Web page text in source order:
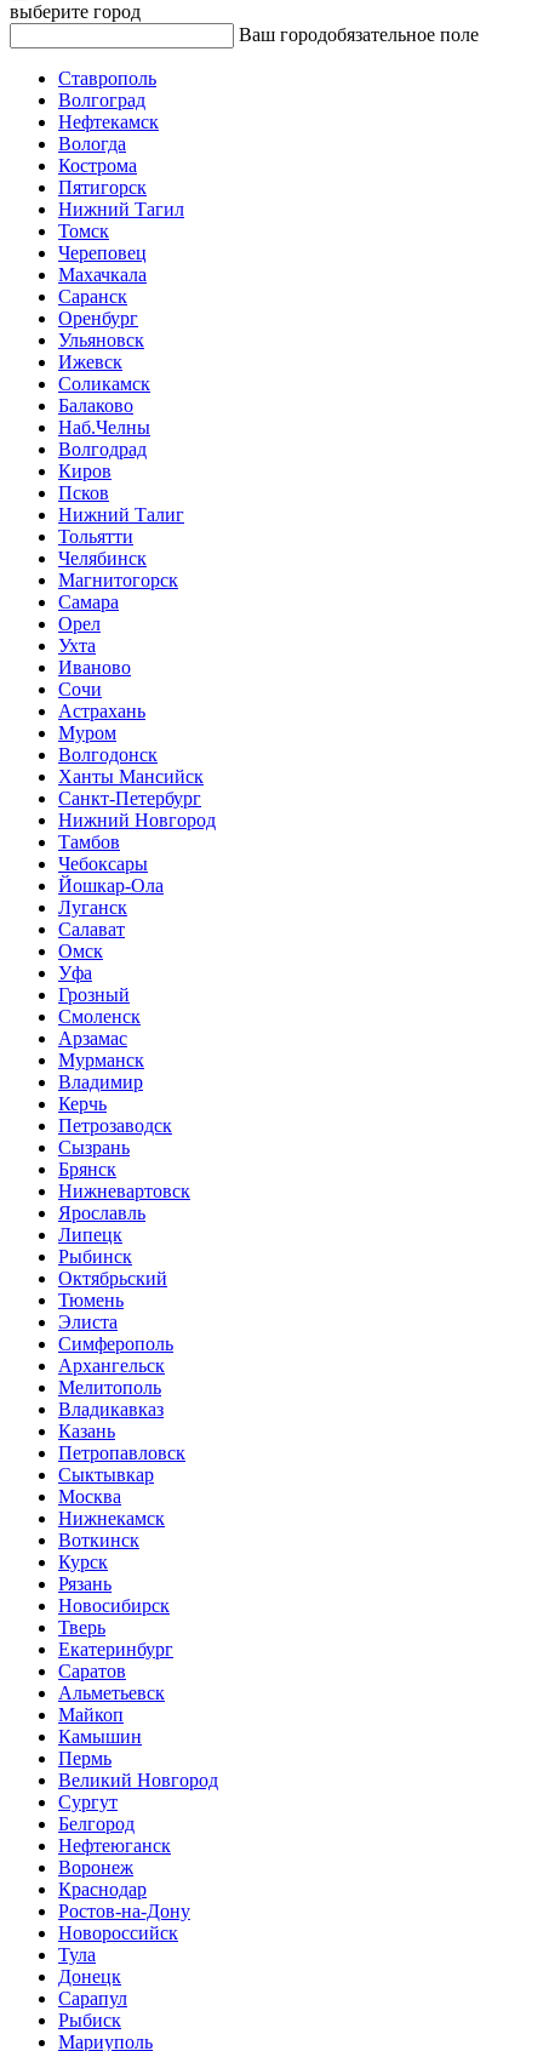
выберите город
Ваш городобязательное поле
Ставрополь
Волгоград
Нефтекамск
Вологда
Кострома
Пятигорск
Нижний Тагил
Томск
Череповец
Махачкала
Саранск
Оренбург
Ульяновск
Ижевск
Соликамск
Балаково
Наб.Челны
Волгодрад
Киров
Псков
Нижний Талиг
Тольятти
Челябинск
Магнитогорск
Самара
Орел
Ухта
Иваново
Сочи
Астрахань
Муром
Волгодонск
Ханты Мансийск
Санкт-Петербург
Нижний Новгород
Тамбов
Чебоксары
Йошкар-Ола
Луганск
Салават
Омск
Уфа
Грозный
Смоленск
Арзамас
Мурманск
Владимир
Керчь
Петрозаводск
Сызрань
Брянск
Нижневартовск
Ярославль
Липецк
Рыбинск
Октябрьский
Тюмень
Элиста
Симферополь
Архангельск
Мелитополь
Владикавказ
Казань
Петропавловск
Сыктывкар
Москва
Нижнекамск
Воткинск
Курск
Рязань
Новосибирск
Тверь
Екатеринбург
Саратов
Альметьевск
Майкоп
Камышин
Пермь
Великий Новгород
Сургут
Белгород
Нефтеюганск
Воронеж
Краснодар
Ростов-на-Дону
Новороссийск
Тула
Донецк
Сарапул
Рыбиск
Мариуполь